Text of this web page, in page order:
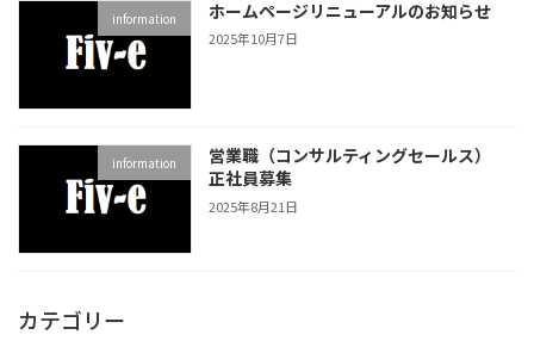
information ホームページリニューアルのお知らせ
2025年10月7日
information
営業職（コンサルティングセールス）
正社員募集
2025年8月21日
カテゴリー